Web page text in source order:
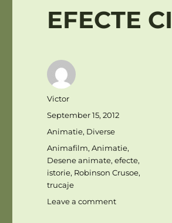
EFECTE
Author
Victor
Posted
September 15, 2012
Categories
Animatie, Diverse
Tags
Animafilm,Animatie,
Desene animate,efecte,
istorie, Robinson Crusoe,
trucaje
Leave a commenton